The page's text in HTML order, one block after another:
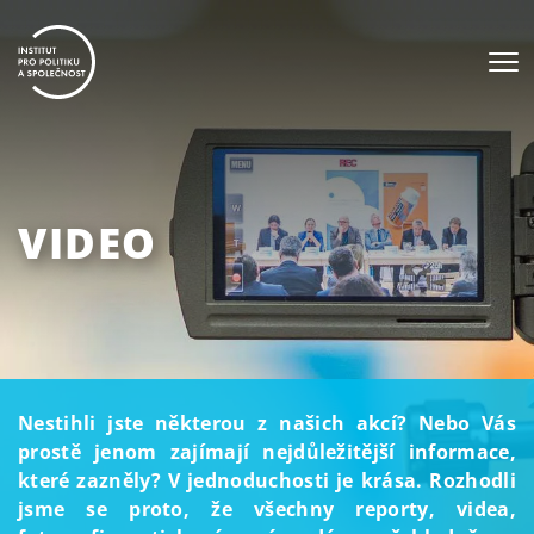
VIDEO
Nestihli jste některou z našich akcí? Nebo Vás
prostě jenom zajímají nejdůležitější informace,
které zazněly? V jednoduchosti je krása. Rozhodli
jsme se proto, že všechny reporty, videa,